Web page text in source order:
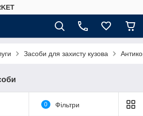
Засоби для захисту кузова
0 Фільтри